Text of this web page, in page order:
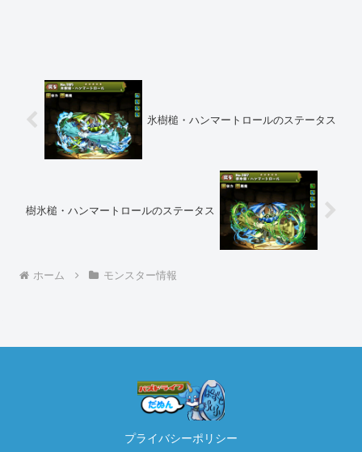
氷樹槌・ハンマートロールのステータス
樹氷槌・ハンマートロールのステータス
ホーム モンスター情報
プライバシーポリシー